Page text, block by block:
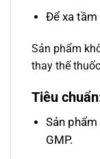
Để xa tầm
Sản phẩm
thay thế
Tiêu
Sản
GMP.